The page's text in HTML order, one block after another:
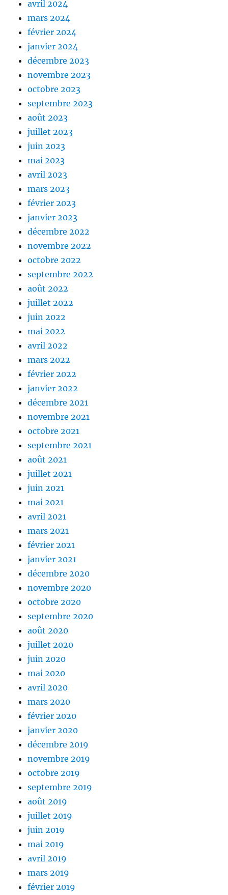
avril 2024
mars 2024
février 2024
janvier 2024
décembre 2023
novembre 2023
octobre 2023
septembre 2023
août 2023
juillet 2023
juin 2023
mai 2023
avril 2023
mars 2023
février 2023
janvier 2023
décembre 2022
novembre 2022
octobre 2022
septembre 2022
août 2022
juillet 2022
juin 2022
mai 2022
avril 2022
mars 2022
février 2022
janvier 2022
décembre 2021
novembre 2021
octobre 2021
septembre 2021
août 2021
juillet 2021
juin 2021
mai 2021
avril 2021
mars 2021
février 2021
janvier 2021
décembre 2020
novembre 2020
octobre 2020
septembre 2020
août 2020
juillet 2020
juin 2020
mai 2020
avril 2020
mars 2020
février 2020
janvier 2020
décembre 2019
novembre 2019
octobre 2019
septembre 2019
août 2019
juillet 2019
juin 2019
mai 2019
avril 2019
mars 2019
février 2019